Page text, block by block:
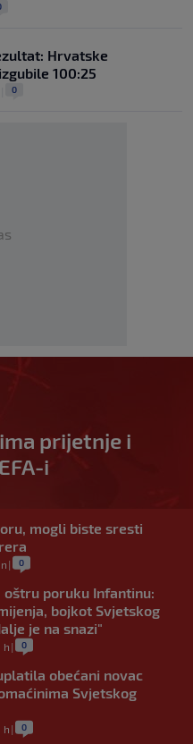
Hrvatske
100:25
0
prijetnje i
i
mogli biste sresti
| 0
oštru poruku Infantinu:
bojkot Svjetskog
je na snazi"
h | 0
obećani novac
Svjetskog
h | 0